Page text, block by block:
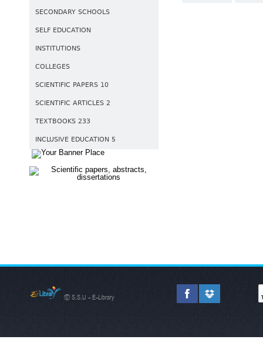
SECONDARY SCHOOLS
SELF EDUCATION
INSTITUTIONS
COLLEGES
SCIENTIFIC PAPERS 10
SCIENTIFIC ARTICLES 2
TEXTBOOKS 233
INCLUSIVE EDUCATION 5
© S.S.U - E-Library